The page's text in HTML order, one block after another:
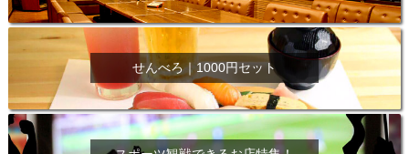
せんべろ｜1000円セット